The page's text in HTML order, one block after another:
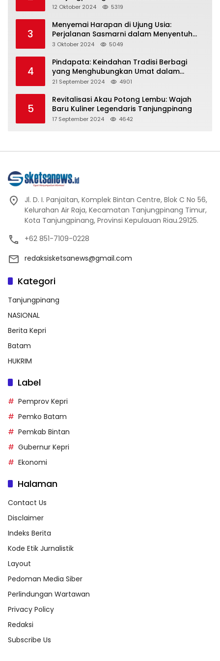
Representasi
12 Oktober 2024 5319
3
Menyemai Harapan di Ujung Usia:
Perjalanan Sasmarni dalam Menyentuh
Hati dan Jiwa
3 Oktober 2024 5049
4
Pindapata: Keindahan Tradisi Berbagi
yang Menghubungkan Umat dalam
Spiritualitas dan Kebersamaan dalam
21 September 2024 4901
5
Revitalisasi Akau Potong Lembu: Wajah
Baru Kuliner Legendaris Tanjungpinang
17 September 2024 4642
Jl. D. I. Panjaitan, Komplek Bintan Centre, Blok C No 56,
Kelurahan Air Raja, Kecamatan Tanjungpinang Timur,
Kota Tanjungpinang, Provinsi Kepulauan Riau.29125.
+62 851-7109-0228
redaksisketsanews@gmail.com
Kategori
Tanjungpinang
NASIONAL
Berita Kepri
Batam
HUKRIM
Label
Pemprov Kepri
Pemko Batam
Pemkab Bintan
Gubernur Kepri
Ekonomi
Halaman
Contact Us
Disclaimer
Indeks Berita
Kode Etik Jurnalistik
Layout
Pedoman Media Siber
Perlindungan Wartawan
Privacy Policy
Redaksi
Subscribe Us